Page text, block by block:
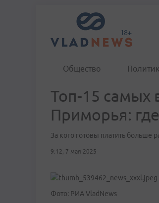
Общество
Топ-15 самых
Приморья:
За кого готовы платить больше
9:12, 7 мая 2025
Фото: РИА VladNews